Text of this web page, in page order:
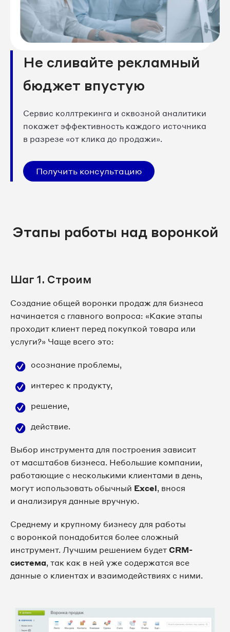
Не сливайте рекламный
бюджет впустую
Сервис коллтрекинга и сквозной аналитики
покажет эффективность каждого источника
в разрезе «от клика до продажи».
Получить консультацию
Этапы работы над воронкой
Шаг 1. Строим
Создание общей воронки продаж для бизнеса
начинается с главного вопроса: «Какие этапы
проходит клиент перед покупкой товара или
услуги?» Чаще всего это:
осознание проблемы,
интерес к продукту,
решение,
действие.
Выбор инструмента для построения зависит
от масштабов бизнеса. Небольшие компании,
работающие с несколькими клиентами в день,
могут использовать обычный Excel, внося
и анализируя данные вручную.
Среднему и крупному бизнесу для работы
с воронкой понадобится более сложный
инструмент. Лучшим решением будет CRM-
система, так как в ней уже содержатся все
данные о клиентах и взаимодействиях с ними.